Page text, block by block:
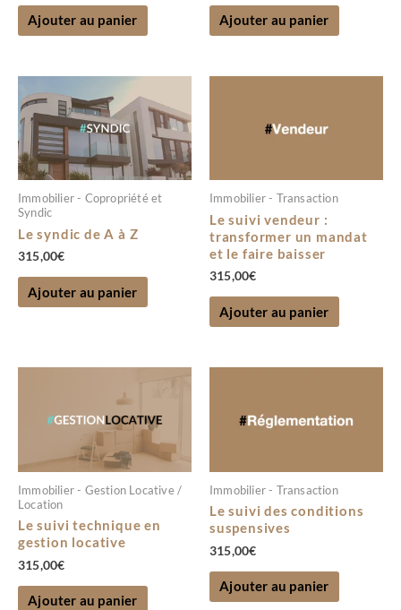
Ajouter au panier Ajouter au panier
Immobilier - Copropriété et
Syndic
Le syndic de A à Z
315,00€
Ajouter au panier
Immobilier - Transaction
Le suivi vendeur :
transformer un mandat
et le faire baisser
315,00€
Ajouter au panier
Immobilier - Gestion Locative /
Location
Le suivi technique en
gestion locative
315,00€
Ajouter au panier
Immobilier - Transaction
Le suivi des conditions
suspensives
315,00€
Ajouter au panier